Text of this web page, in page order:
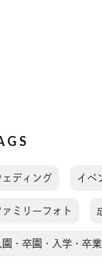
ェディング イベ
ァミリーフォト
園・卒園・入学・卒業